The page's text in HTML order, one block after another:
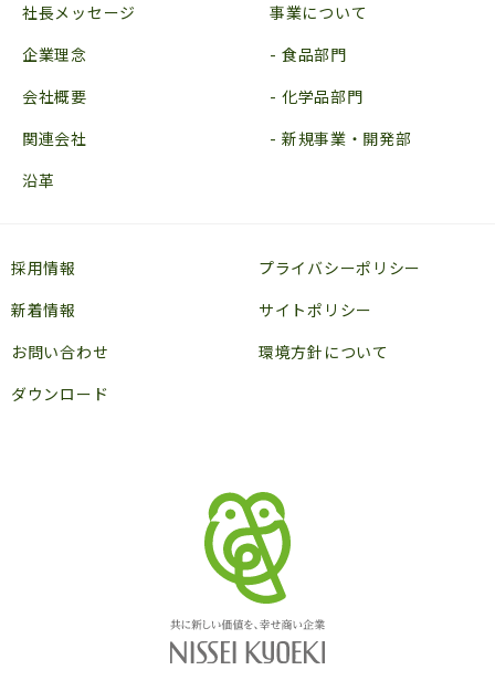
社長メッセージ
企業理念
会社概要
関連会社
沿革
事業について
食品部門
化学品部門
新規事業・開発部
採用情報
新着情報
お問い合わせ
ダウンロード
プライバシーポリシー
サイトポリシー
環境方針について